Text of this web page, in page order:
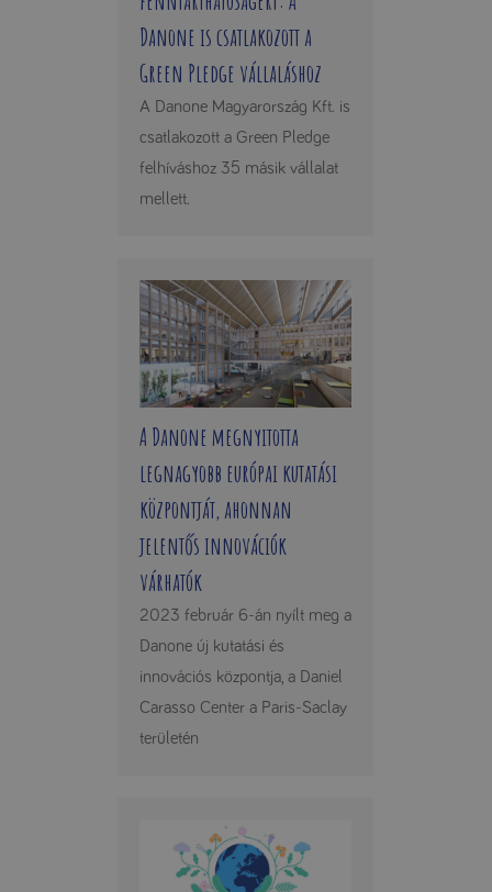
Danone is csatlakozott a
Green Pledge vállaláshoz
A Danone Magyarország Kft. is
csatlakozott a Green Pledge
felhíváshoz 35 másik vállalat
mellett.
A Danone megnyitotta
legnagyobb európai kutatási
központját, ahonnan
jelentős innovációk
várhatók
2023 február 6-án nyílt meg a
Danone új kutatási és
innovációs központja, a Daniel
Carasso Center a Paris-Saclay
területén